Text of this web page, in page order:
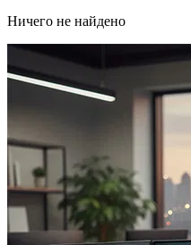
Ничего не найдено